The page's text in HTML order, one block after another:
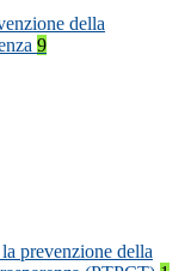
della
9
prevenzione della